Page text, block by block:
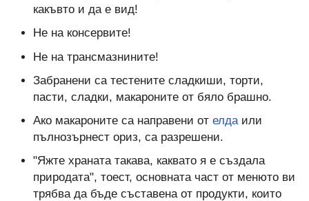
какъвто и да е вид!
Не на консервите!
Не на трансмазнините!
Забранени са тестените сладкиши, торти,
пасти, сладки, макароните от бяло брашно.
Ако макароните са направени от елдаили
пълнозърнест ориз, са разрешени.
"Яжте храната такава, каквато я е създала
природата", тоест, основната част от менюто ви
трябва да бъде съставена от продукти, които